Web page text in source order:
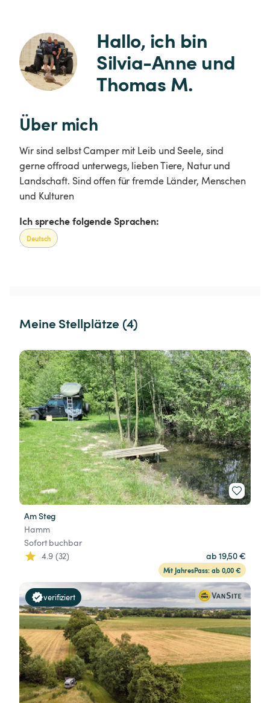
Hallo, ich bin
Silvia-Anne und
Thomas M.
Über mich
Wir sind selbst Camper mit Leib und Seele, sind
gerne offroad unterwegs, lieben Tiere, Natur und
Landschaft. Sind offen für fremde Länder, Menschen
und Kulturen
Ich spreche folgende Sprachen:
Deutsch
Meine Stellplätze (4)
Am Steg
Hamm
Sofort buchbar
4.9 (32)
ab 19,50 €
Mit JahresPass: ab 0,00 €
verifiziert